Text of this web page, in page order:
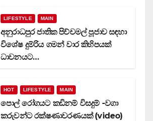
LIFESTYLE MAIN
අනුරාධපුර ජාතික පිච්චමල් පූජාව සඳහා
විශේෂ දුම්රිය ගමන් වාර කිහිපයක්
ධාවනයට…
HOT LIFESTYLE MAIN
පොල් රෝගයට කඩිනම් විසදුම් -වගා
කරුවන්ට රක්ෂණාවරණයක් (video)